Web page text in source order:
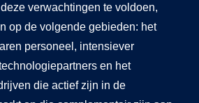
verwachtingen te voldoen,
op de volgende gebieden: het
personeel, intensiever
en het
die actief zijn in de